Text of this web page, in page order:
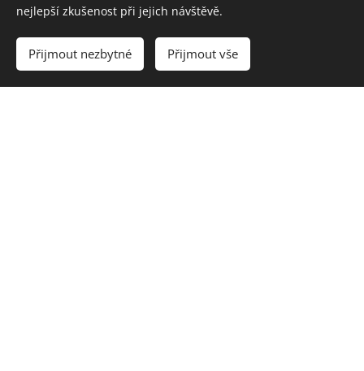
nejlepší zkušenost při jejich návštěvě.
Přijmout nezbytné Přijmout vše